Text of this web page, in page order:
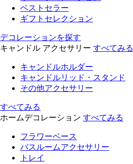
ベストセラー
ギフトセレクション
デコレーションを探す
キャンドル アクセサリー すべてみる
キャンドルホルダー
キャンドルリッド・スタンド
その他アクセサリー
すべてみる
ホームデコレーション すべてみる
フラワーベース
バスルームアクセサリー
トレイ